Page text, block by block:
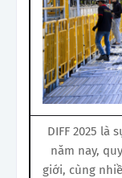
DIFF 2025 là
năm nay,
giới, cùng